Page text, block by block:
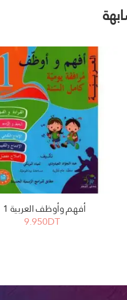
أفهم وأوظف العربية 1
9.950DT